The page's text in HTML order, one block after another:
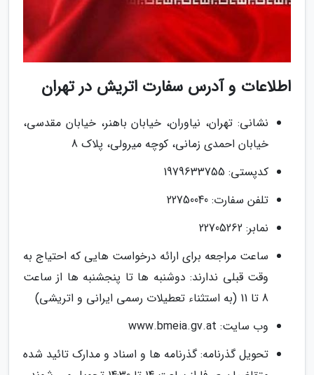
اطلاعات و آدرس سفارت اتریش در تهران
نشانی: تهران، نیاوران، خیابان باهنر، خیابان مقدسی،
خیابان احمدی زمانی، کوچه میرولی، پلاک 8
کدپستی: 1979633755
تلفن سفارت: 22750040
نمابر: 22705262
ساعت مراجعه برای ارائه درخواست هایی که احتیاج به
وقت قبلی ندارند: دوشنبه ها تا پنجشنبه ها از ساعت
8 تا 11 (به استثناء تعطیلات رسمی ایرانی و اتریشی)
وب سایت: www.bmeia.gv.at
تحویل گذرنامه: گذرنامه ها و اسناد و مدارک تائید شده